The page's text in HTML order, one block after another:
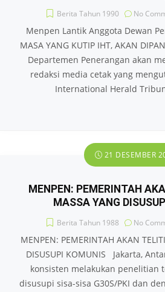
Berita Tahun 1990 No
Menpen Lantik Anggota Dewan
MASA YANG KUTIP IHT, AKAN
Departemen Penerangan akan
redaksi media cetak yang
International Herald
21 DESEMBER
MENPEN: PEMERINTAH
MASSA YANG
Berita Tahun 1988 No
MENPEN: PEMERINTAH AKAN
DISUSUPI KOMUNIS Jakarta,
konsisten melakukan penelitian
disusupi sisa-sisa G30S/PKI dan